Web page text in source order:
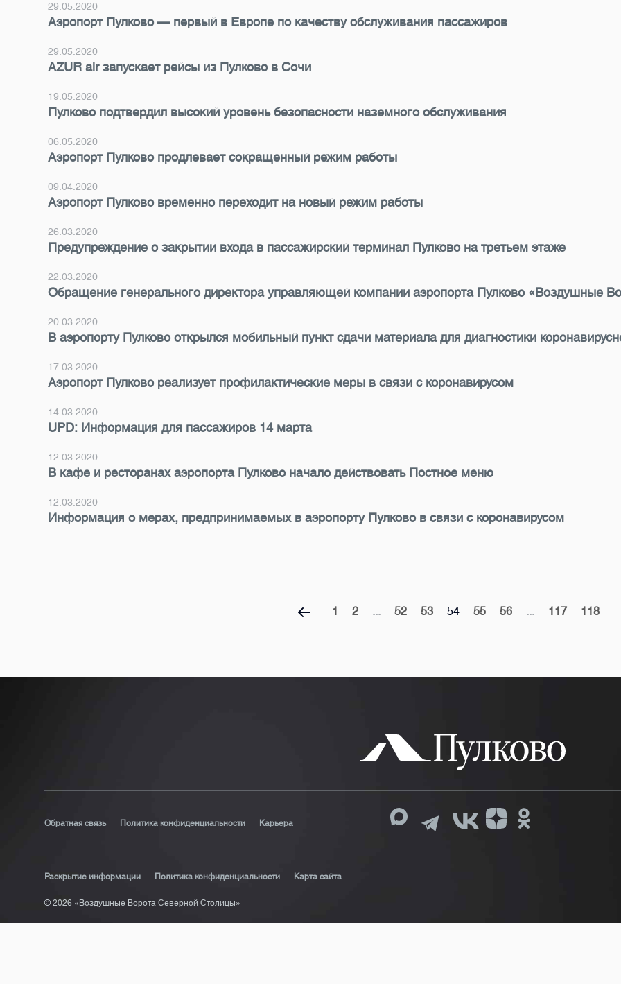
29.05.2020
Аэропорт Пулково — первый в Европе по качеству обслуживания пассажиров
29.05.2020
AZUR air запускает рейсы из Пулково в Сочи
19.05.2020
Пулково подтвердил высокий уровень безопасности наземного обслуживания
06.05.2020
Аэропорт Пулково продлевает сокращенный режим работы
09.04.2020
Аэропорт Пулково временно переходит на новый режим работы
26.03.2020
Предупреждение о закрытии входа в пассажирский терминал Пулково на третьем этаже
22.03.2020
Обращение генерального директора управляющей компании аэропорта Пулково «Воздушные
20.03.2020
В аэропорту Пулково открылся мобильный пункт сдачи материала для диагностики
17.03.2020
Аэропорт Пулково реализует профилактические меры в связи с коронавирусом
14.03.2020
UPD: Информация для пассажиров 14 марта
12.03.2020
В кафе и ресторанах аэропорта Пулково начало действовать Постное меню
12.03.2020
Информация о мерах, предпринимаемых в аэропорту Пулково в связи с коронавирусом
1 2 ... 52 53 54 55 56 ... 117 118
Обратная связь Политика конфиденциальности Карьера
Раскрытие информации Политика конфиденциальности Карта сайта
© 2026 «Воздушные Ворота Северной Столицы»